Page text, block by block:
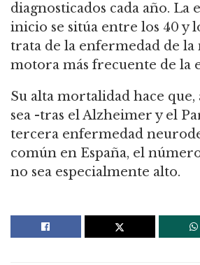
diagnosticados cada año. La
inicio se sitúa entre los 40 y
trata de la enfermedad de
motora más frecuente de la
Su alta mortalidad hace que,
sea -tras el Alzheimer y el
tercera enfermedad
común en España, el
no sea especialmente alto.